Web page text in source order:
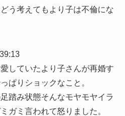
う考えてもより子は不倫にな
していたより子さんが再婚す
ぱりショックなこと。
踏み状態そんなモヤモヤイラ
ガミ言われて怒りました。